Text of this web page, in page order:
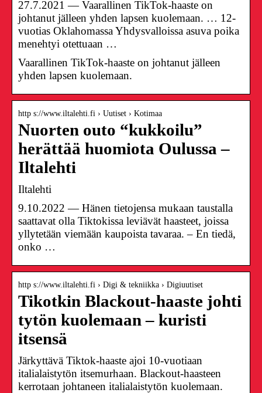
27.7.2021 — Vaarallinen TikTok-haaste on
johtanut jälleen yhden lapsen kuolemaan. … 12-
vuotias Oklahomassa Yhdysvalloissa asuva poika
menehtyi otettuaan …
Vaarallinen TikTok-haaste on johtanut jälleen
yhden lapsen kuolemaan.
http s://www.iltalehti.fi › Uutiset › Kotimaa
Nuorten outo “kukkoilu”
herättää huomiota Oulussa –
Iltalehti
Iltalehti
9.10.2022 — Hänen tietojensa mukaan taustalla
saattavat olla Tiktokissa leviävät haasteet, joissa
yllytetään viemään kaupoista tavaraa. – En tiedä,
onko …
http s://www.iltalehti.fi › Digi & tekniikka › Digiuutiset
Tikotkin Blackout-haaste johti
tytön kuolemaan – kuristi
itsensä
Järkyttävä Tiktok-haaste ajoi 10-vuotiaan
italialaistytön itsemurhaan. Blackout-haasteen
kerrotaan johtaneen italialaistytön kuolemaan.